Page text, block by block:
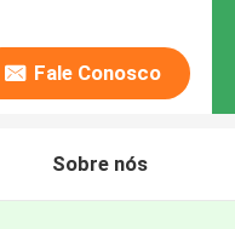
Fale Conosco
Sobre nós